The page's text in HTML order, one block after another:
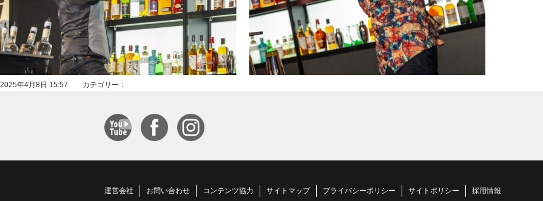
2025年4月8日 15:57 カテゴリー：
運営会社 お問い合わせ コンテンツ協力 サイトマップ プライバシーポリシー サイトポリシー 採用情報